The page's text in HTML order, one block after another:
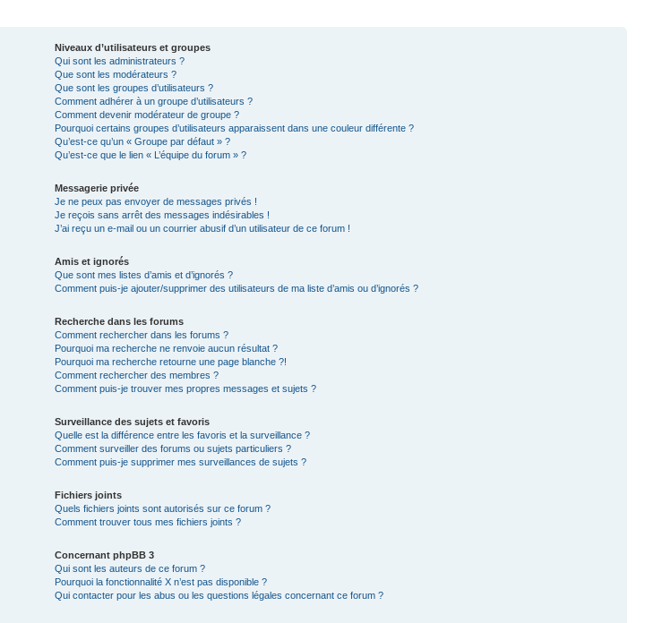
Niveaux d’utilisateurs et groupes
Qui sont les administrateurs ?
Que sont les modérateurs ?
Que sont les groupes d’utilisateurs ?
Comment adhérer à un groupe d’utilisateurs ?
Comment devenir modérateur de groupe ?
Pourquoi certains groupes d’utilisateurs apparaissent dans une couleur différente ?
Qu’est-ce qu’un « Groupe par défaut » ?
Qu’est-ce que le lien « L’équipe du forum » ?
Messagerie privée
Je ne peux pas envoyer de messages privés !
Je reçois sans arrêt des messages indésirables !
J’ai reçu un e-mail ou un courrier abusif d’un utilisateur de ce forum !
Amis et ignorés
Que sont mes listes d’amis et d’ignorés ?
Comment puis-je ajouter/supprimer des utilisateurs de ma liste d’amis ou d’ignorés ?
Recherche dans les forums
Comment rechercher dans les forums ?
Pourquoi ma recherche ne renvoie aucun résultat ?
Pourquoi ma recherche retourne une page blanche ?!
Comment rechercher des membres ?
Comment puis-je trouver mes propres messages et sujets ?
Surveillance des sujets et favoris
Quelle est la différence entre les favoris et la surveillance ?
Comment surveiller des forums ou sujets particuliers ?
Comment puis-je supprimer mes surveillances de sujets ?
Fichiers joints
Quels fichiers joints sont autorisés sur ce forum ?
Comment trouver tous mes fichiers joints ?
Concernant phpBB 3
Qui sont les auteurs de ce forum ?
Pourquoi la fonctionnalité X n’est pas disponible ?
Qui contacter pour les abus ou les questions légales concernant ce forum ?